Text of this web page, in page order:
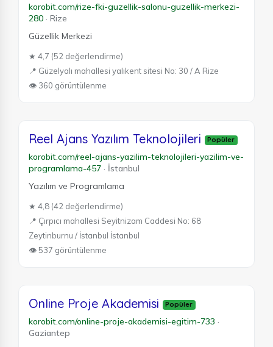
korobit.com/rize-fki-guzellik-salonu-guzellik-merkezi-
280 · Rize
Güzellik Merkezi
★ 4,7 (52 değerlendirme)
📍 Güzelyalı mahallesi yalıkent sitesi No: 30 / A Rize
👁 360 görüntülenme
Reel Ajans Yazılım Teknolojileri Popüler
korobit.com/reel-ajans-yazilim-teknolojileri-yazilim-ve-
programlama-457 · İstanbul
Yazılım ve Programlama
★ 4,8 (42 değerlendirme)
📍 Çırpıcı mahallesi Seyitnizam Caddesi No: 68
Zeytinburnu / İstanbul İstanbul
👁 537 görüntülenme
Online Proje Akademisi Popüler
korobit.com/online-proje-akademisi-egitim-733 ·
Gaziantep